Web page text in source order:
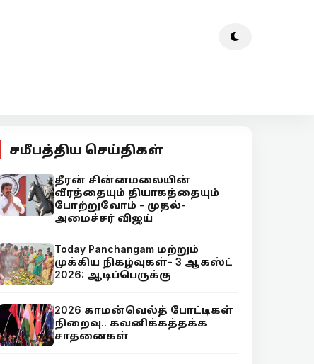
சமீபத்திய செய்திகள்
தீரன் சின்னமலையின்
வீரத்தையும் தியாகத்தையும்
போற்றுவோம் - முதல்-
அமைச்சர் விஜய்
Today Panchangam மற்றும்
முக்கிய நிகழ்வுகள்- 3 ஆகஸ்ட்
2026: ஆடிப்பெருக்கு
2026 காமன்வெல்த் போட்டிகள்
நிறைவு.. கவனிக்கத்தக்க
சாதனைகள்